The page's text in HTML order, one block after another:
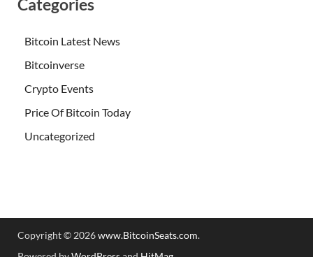
Categories
Bitcoin Latest News
Bitcoinverse
Crypto Events
Price Of Bitcoin Today
Uncategorized
Copyright © 2026www.BitcoinSeats.com.